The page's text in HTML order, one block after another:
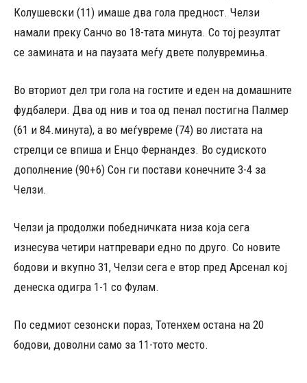
Колушевски (11) имаше два гола предност. Челзи
намали преку Санчо во 18-тата минута. Со тој резултат
се замината и на паузата меѓу двете полувремиња.
Во вториот дел три гола на гостите и еден на домашните
фудбалери. Два од нив и тоа од пенал постигна Палмер
(61 и 84.минута), а во меѓувреме (74) во листата на
стрелци се впиша и Енцо Фернандез. Во судиското
дополнение (90+6) Сон ги постави конечните 3-4 за
Челзи.
Челзи ја продолжи победничката низа која сега
изнесува четири натпревари едно по друго. Со новите
бодови и вкупно 31, Челзи сега е втор пред Арсенал кој
денеска одигра 1-1 со Фулам.
По седмиот сезонски пораз, Тотенхем остана на 20
бодови, доволни само за 11-тото место.